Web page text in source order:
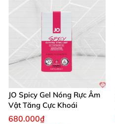
JO Spicy Gel Nóng Rực Âm
Vật Tăng Cực Khoái
680.000₫